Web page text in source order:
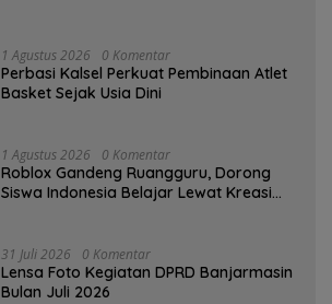
1 Agustus 2026 0 Komentar
Perbasi Kalsel Perkuat Pembinaan Atlet
Basket Sejak Usia Dini
1 Agustus 2026 0 Komentar
Roblox Gandeng Ruangguru, Dorong
Siswa Indonesia Belajar Lewat Kreasi
31 Juli 2026 0 Komentar
Lensa Foto Kegiatan DPRD Banjarmasin
Bulan Juli 2026